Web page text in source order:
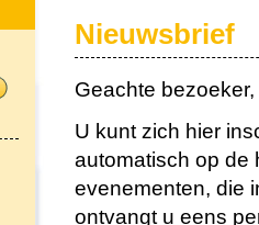
Nieuwsbrief
Geachte bezoeker,
U kunt zich hier
automatisch op de
evenementen, die
ontvangt u eens